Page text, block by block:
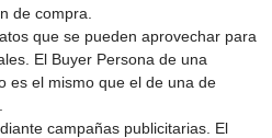
de compra.
que se pueden aprovechar para
El Buyer Persona de una
es el mismo que el de una de
campañas publicitarias. El